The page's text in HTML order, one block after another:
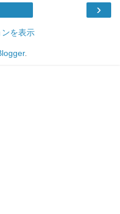
›
を表示
.